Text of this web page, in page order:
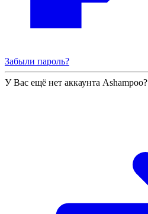
Забыли пароль?
У Вас ещё нет аккаунта Ashampoo?